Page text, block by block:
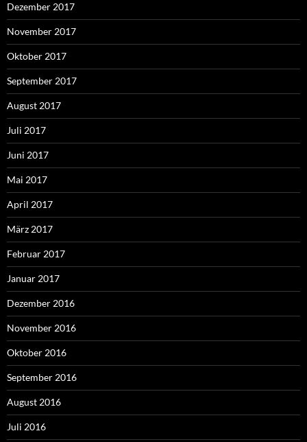
Dezember 2017
November 2017
Oktober 2017
September 2017
August 2017
Juli 2017
Juni 2017
Mai 2017
April 2017
März 2017
Februar 2017
Januar 2017
Dezember 2016
November 2016
Oktober 2016
September 2016
August 2016
Juli 2016